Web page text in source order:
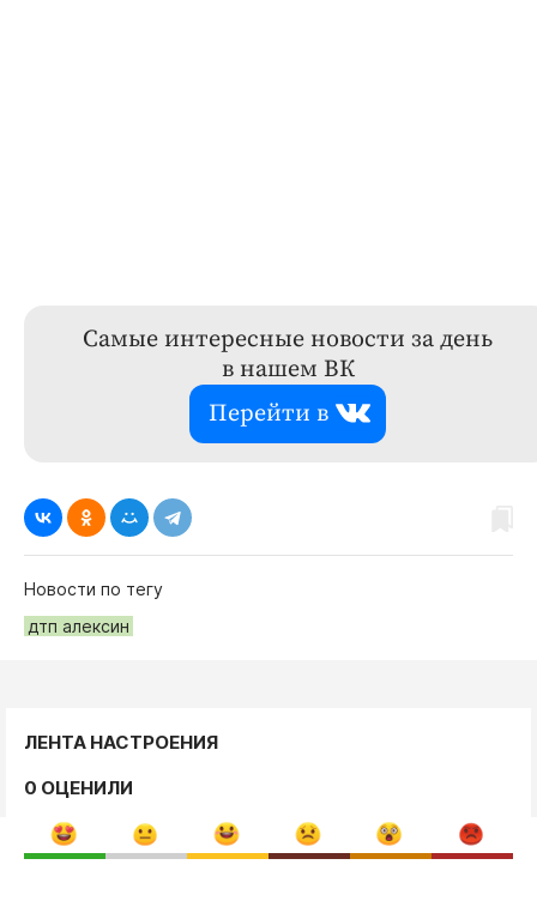
Самые интересные новости за день
в нашем ВК
Перейти в
Новости по тегу
дтп алексин
ЛЕНТА НАСТРОЕНИЯ
0 ОЦЕНИЛИ